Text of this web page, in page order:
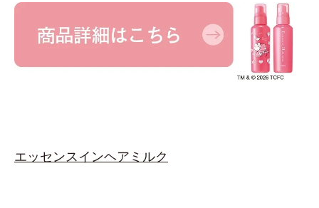
エッセンスインヘアミルク